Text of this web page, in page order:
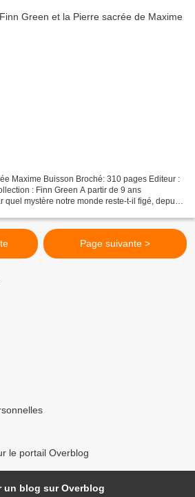
Maxime Buisson Broché: 310 pages Editeur :
: Finn Green A partir de 9 ans
quel mystère notre monde reste-t-il figé, depuis
Page suivante >
le portail Overblog
un blog sur Overblog